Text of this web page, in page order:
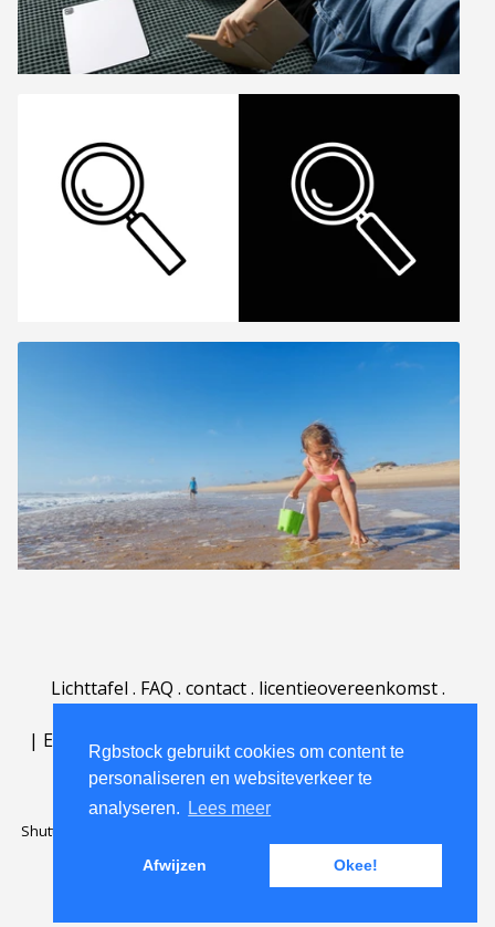
Rgbstock gebruikt cookies om content te
personaliseren en websiteverkeer te
analyseren.
Lees meer
Afwijzen Okee!
Lichttafel . FAQ . contact. licentieovereenkomst.
| English | Deutsch Español | Português
Nederlands|
Shutterstock official partner of Rgbstock
Rgbstock